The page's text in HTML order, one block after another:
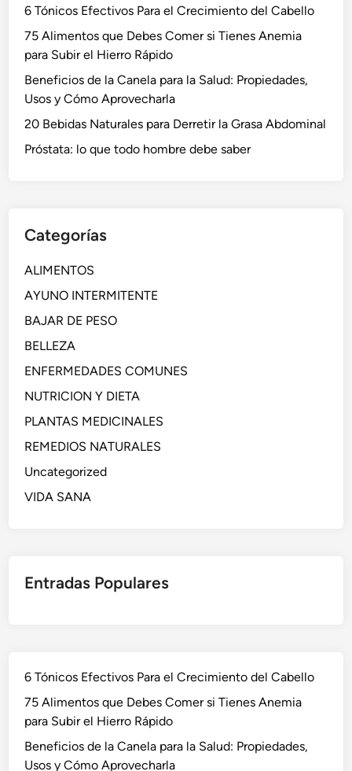
6 Tónicos Efectivos Para el Crecimiento del Cabello
75 Alimentos que Debes Comer si Tienes Anemia
para Subir el Hierro Rápido
Beneficios de la Canela para la Salud: Propiedades,
Usos y Cómo Aprovecharla
20 Bebidas Naturales para Derretir la Grasa Abdominal
Próstata: lo que todo hombre debe saber
Categorías
ALIMENTOS
AYUNO INTERMITENTE
BAJAR DE PESO
BELLEZA
ENFERMEDADES COMUNES
NUTRICION Y DIETA
PLANTAS MEDICINALES
REMEDIOS NATURALES
Uncategorized
VIDA SANA
Entradas Populares
6 Tónicos Efectivos Para el Crecimiento del Cabello
75 Alimentos que Debes Comer si Tienes Anemia
para Subir el Hierro Rápido
Beneficios de la Canela para la Salud: Propiedades,
Usos y Cómo Aprovecharla